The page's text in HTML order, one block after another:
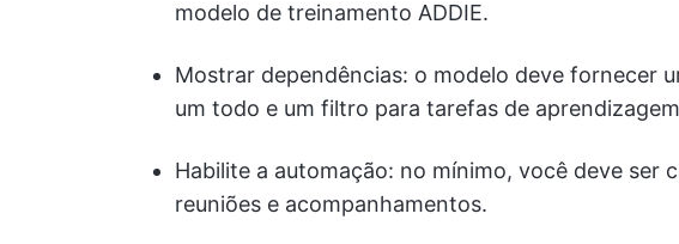
modelo de treinamento ADDIE.
Mostrar dependências: o modelo deve fornecer
um todo e um filtro para tarefas de
Habilite a automação: no mínimo, você deve ser
reuniões e acompanhamentos.